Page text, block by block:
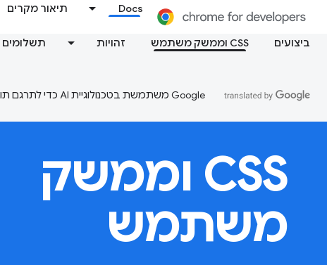
Docs תיאור מקרים
ביצועים CSS וממשק משתמש זהויות תשלומים
‫Google משתמשת בטכנולוגיית AI כדי לתרגם תוכן לשפה המועדפת עליך. בתרגומים כאלו עשויות להיות שגיאות.
CSS וממשק
משתמש